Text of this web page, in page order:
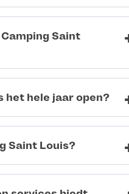
Saint
het hele jaar open?
Saint Louis?